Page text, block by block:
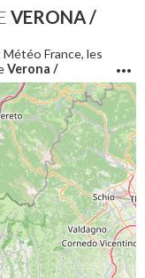
VERONA /
France, les
Verona /
en direct et
Verona /